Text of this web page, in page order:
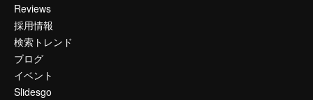
Reviews
採用情報
検索トレンド
ブログ
イベント
Slidesgo